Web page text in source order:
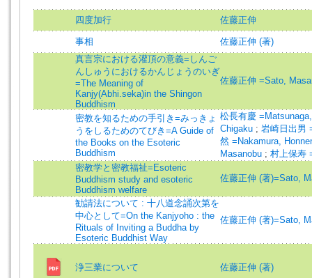
四度加行 佐藤正伸
事相
佐藤正伸 (著)
真言宗における灌頂の意義=しんご
んしゅうにおけるかんじょうのいぎ
=The Meaning of
Kanjy(Abhi.seka)in the Shingon
Buddhism
佐藤正伸 =Sato,
密教を知るための手引き=みっきょ
うをしるためのてびき=A Guide of
the Books on the Esoteric
Buddhism
松長有慶
Chigaku ; 岩崎日出男
然 =Nakamura,
Masanobu ; 村上保寿
密教学と密教福祉=Esoteric
Buddhism study and esoteric
Buddhism welfare
佐藤正伸 (著)=Sato,
勧請法について : 十八道念誦次第を
中心として=On the Kanjyoho : the
Rituals of Inviting a Buddha by
Esoteric Buddhist Way
佐藤正伸 (著)=Sato,
浄三業について 佐藤正伸 (著)